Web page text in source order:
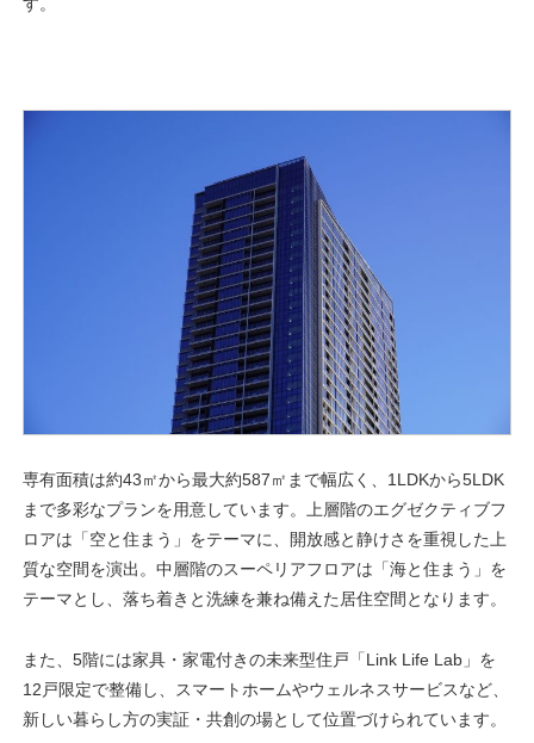
す。
専有面積は約43㎡から最大約587㎡まで幅広く、1LDKから5LDK
まで多彩なプランを用意しています。上層階のエグゼクティブフ
ロアは「空と住まう」をテーマに、開放感と静けさを重視した上
質な空間を演出。中層階のスーペリアフロアは「海と住まう」を
テーマとし、落ち着きと洗練を兼ね備えた居住空間となります。
また、5階には家具・家電付きの未来型住戸「Link Life Lab」を
12戸限定で整備し、スマートホームやウェルネスサービスなど、
新しい暮らし方の実証・共創の場として位置づけられています。